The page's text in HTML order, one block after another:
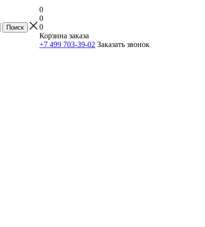
0
0
0
Корзина заказа
+7 499 703-39-02 Заказать звонок